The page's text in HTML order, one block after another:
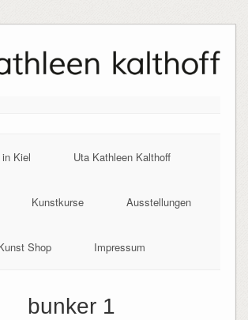
Kiel Uta Kathleen Kalthoff
Kunstkurse Ausstellungen
Shop Impressum
bunker 1